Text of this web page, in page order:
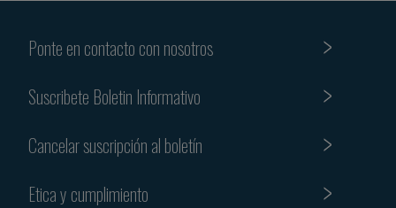
Ponte en contacto con nosotros
Suscribete Boletin Informativo
Cancelar suscripción al boletín
Etica y cumplimiento